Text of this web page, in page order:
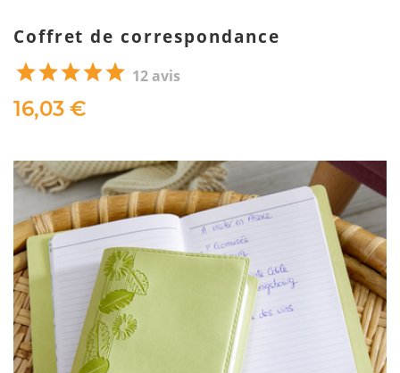
Coffret de correspondance
12 avis
16,03 €